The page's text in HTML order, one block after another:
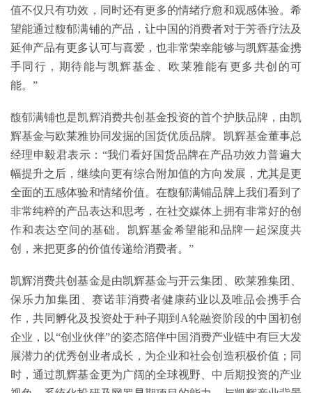
值不仅只有功效，同时还有更多的情绪疗愈和观感体验。希
望能通过馥郁满铺的产品，让中国的消费者对于芳香疗法及
延伸产品有更多认可与喜爱，也非常荣幸能够与凯辉基金携
手同行，期待能与凯辉基金、欧莱雅能有更多共创的可
能。”
馥郁满铺也是凯辉消费共创基金投资的首个护肤品牌，由凯
辉基金与欧莱雅协同发掘的国货优质品牌。凯辉基金董事总
经理申毅君表示：“我们看好国货品牌在产品功效力普遍大
幅提升之后，继续向更有综合附加值的方向发展，尤其是更
全面的五感体验和情绪价值。在馥郁满铺品牌上我们看到了
非常纯粹的产品表达和思考，在社交媒体上拥有非常好的创
作和表达空间的基础。凯辉基金希望能和品牌一起深度共
创，来把更多的价值传递给消费者。”
凯辉消费共创基金是由凯辉基金与开云集团、欧莱雅集团、
保乐力加集团、赛诺菲消费者健康药业以及唯品会携手合
作，共同孵化及投资处于种子期到A轮融资阶段的中国初创
企业，以“创业伙伴”的姿态陪伴中国消费产业链中有巨大发
展潜力的优秀创业者成长，为企业和社会创造积极价值；同
时，通过凯辉基金更为广阔的全球视野、中后期投资的产业